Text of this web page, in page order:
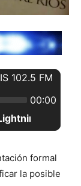
formal
la posible